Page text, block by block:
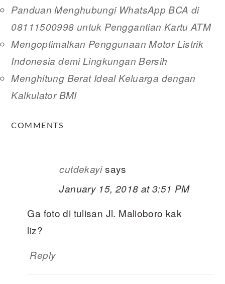
Panduan Menghubungi WhatsApp BCA di
08111500998 untuk Penggantian Kartu ATM
Mengoptimalkan Penggunaan Motor Listrik
Indonesia demi Lingkungan Bersih
Menghitung Berat Ideal Keluarga dengan
Kalkulator BMI
COMMENTS
cutdekayi says
January 15, 2018 at 3:51 PM
Ga foto di tulisan Jl. Malioboro kak
liz?
Reply